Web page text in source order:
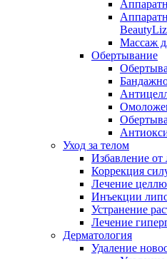
Массаж
Обертывание
Уход за телом
Избавление от
Коррекция
Лечение
Инъекции
Устранение
Лечение
Дерматология
Удаление